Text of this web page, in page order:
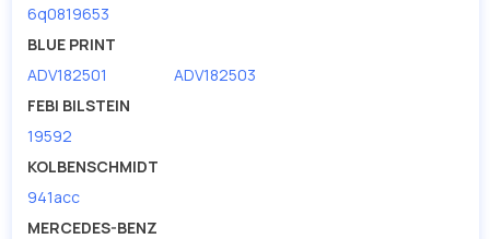
6q0819653
BLUE PRINT
ADV182501
ADV182503
FEBI BILSTEIN
19592
KOLBENSCHMIDT
941acc
MERCEDES-BENZ